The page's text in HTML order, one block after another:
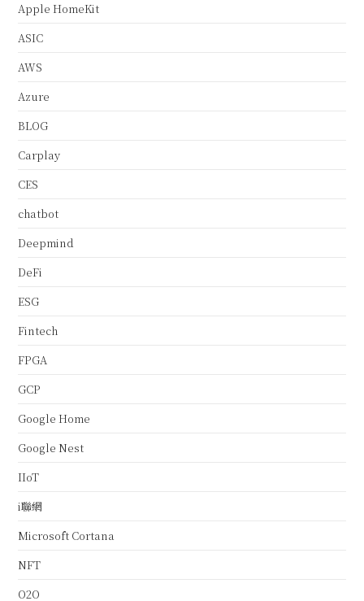
Apple HomeKit
ASIC
AWS
Azure
BLOG
Carplay
CES
chatbot
Deepmind
DeFi
ESG
Fintech
FPGA
GCP
Google Home
Google Nest
IIoT
i聯網
Microsoft Cortana
NFT
O2O